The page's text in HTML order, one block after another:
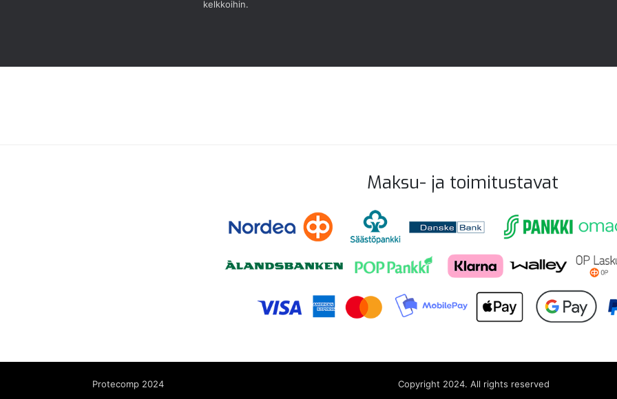
kelkkoihin.
Maksu- ja toimitustavat
Protecomp 2024 Copyright 2024. All rights reserved